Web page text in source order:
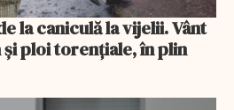
la caniculă la vijelii. Vânt
și ploi torențiale, în plin